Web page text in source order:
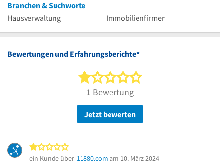
Branchen & Suchworte
Hausverwaltung
Immobilienfirmen
Bewertungen und Erfahrungsberichte*
1 von 5 Sternen
1 Bewertung
Jetzt bewerten
ein Kunde über 11880.com am 10. März 2024